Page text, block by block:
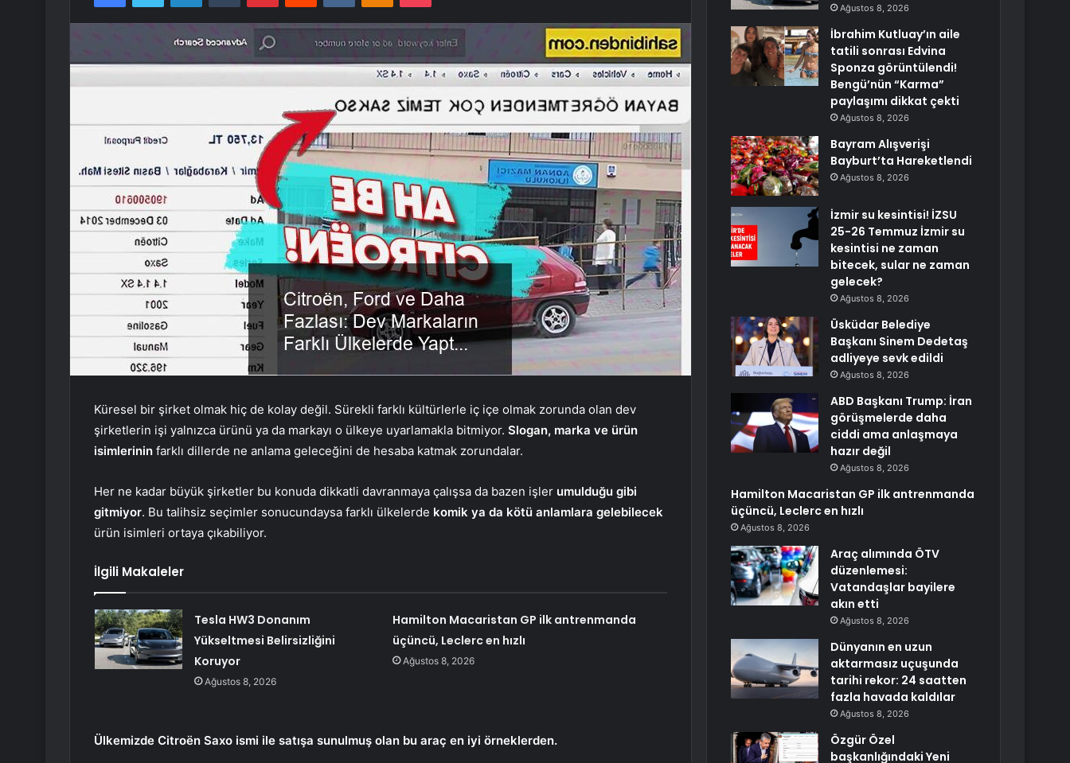
Küresel bir şirket olmak hiç de kolay değil. Sürekli farklı kültürlerle iç içe olmak zorunda olan dev
şirketlerin işi yalnızca ürünü ya da markayı o ülkeye uyarlamakla bitmiyor. Slogan, marka ve ürün
isimlerinin farklı dillerde ne anlama geleceğini de hesaba katmak zorundalar.
Her ne kadar büyük şirketler bu konuda dikkatli davranmaya çalışsa da bazen işler umulduğu gibi
gitmiyor. Bu talihsiz seçimler sonucundaysa farklı ülkelerde komik ya da kötü anlamlara gelebilecek
ürün isimleri ortaya çıkabiliyor.
İlgili Makaleler
Tesla HW3 Donanım
Yükseltmesi Belirsizliğini
Koruyor
Ağustos 8, 2026
Hamilton Macaristan GP ilk antrenmanda
üçüncü, Leclerc en hızlı
Ağustos 8, 2026
Ülkemizde Citroën Saxo ismi ile satışa sunulmuş olan bu araç en iyi örneklerden.
Ağustos 8, 2026
İbrahim Kutluay’ın aile
tatili sonrası Edvina
Sponza görüntülendi!
Bengü’nün “Karma”
paylaşımı dikkat çekti
Ağustos 8, 2026
Bayram Alışverişi
Bayburt’ta Hareketlendi
Ağustos 8, 2026
İzmir su kesintisi! İZSU
25-26 Temmuz İzmir su
kesintisi ne zaman
bitecek, sular ne zaman
gelecek?
Ağustos 8, 2026
Üsküdar Belediye
Başkanı Sinem Dedetaş
adliyeye sevk edildi
Ağustos 8, 2026
ABD Başkanı Trump: İran
görüşmelerde daha
ciddi ama anlaşmaya
hazır değil
Ağustos 8, 2026
Hamilton Macaristan GP ilk antrenmanda
üçüncü, Leclerc en hızlı
Ağustos 8, 2026
Araç alımında ÖTV
düzenlemesi:
Vatandaşlar bayilere
akın etti
Ağustos 8, 2026
Dünyanın en uzun
aktarmasız uçuşunda
tarihi rekor: 24 saatten
fazla havada kaldılar
Ağustos 8, 2026
Özgür Özel
başkanlığındaki Yeni